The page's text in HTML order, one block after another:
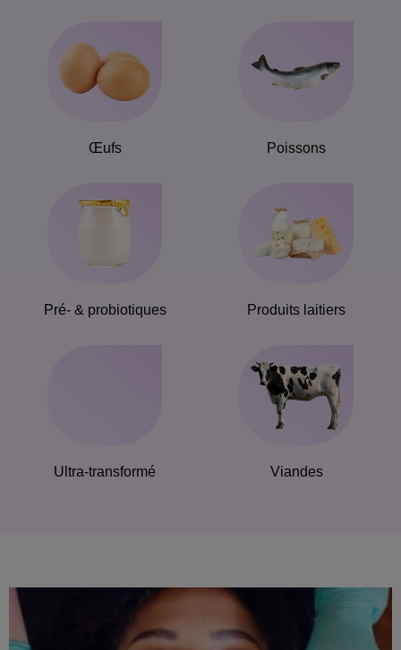
Œufs Poissons
Pré- & probiotiques Produits laitiers
Ultra-transformé Viandes